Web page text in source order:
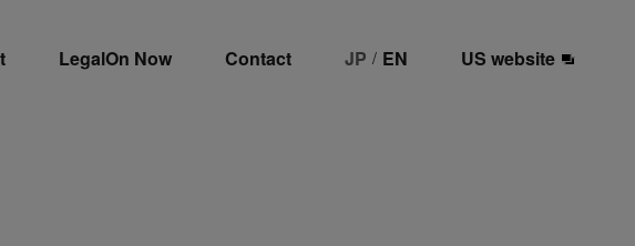
LegalOn Now Contact JP / EN US website